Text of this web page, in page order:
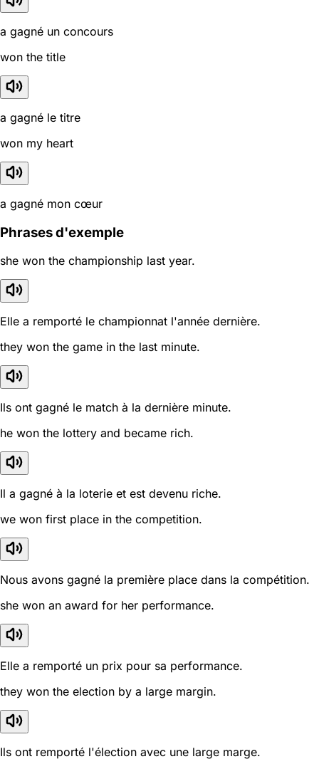
a gagné un concours
won the title
a gagné le titre
won my heart
a gagné mon cœur
Phrases d'exemple
she won the championship last year.
Elle a remporté le championnat l'année dernière.
they won the game in the last minute.
Ils ont gagné le match à la dernière minute.
he won the lottery and became rich.
Il a gagné à la loterie et est devenu riche.
we won first place in the competition.
Nous avons gagné la première place dans la compétition.
she won an award for her performance.
Elle a remporté un prix pour sa performance.
they won the election by a large margin.
Ils ont remporté l'élection avec une large marge.